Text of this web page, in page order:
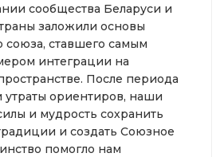
сообщества Беларуси и
заложили основы
союза, ставшего самым
интеграции на
После периода
утраты ориентиров, наши
и мудрость сохранить
и создать Союзное
помогло нам